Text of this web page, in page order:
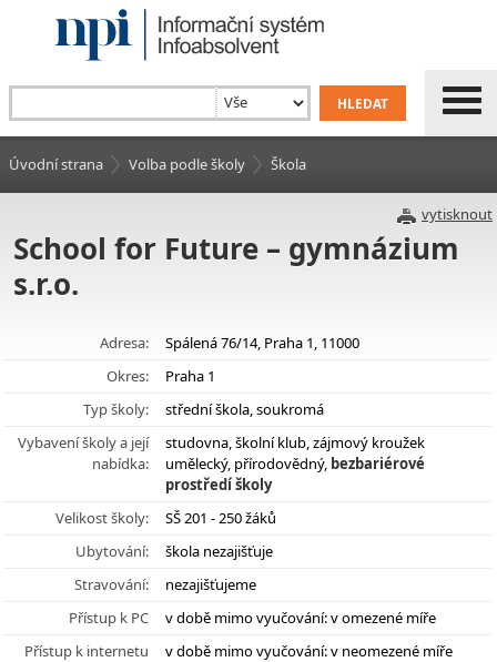
Úvodní strana Volba podle školy Škola
vytisknout
School for Future – gymnázium
s.r.o.
Adresa:
Spálená 76/14, Praha 1, 11000
Okres:
Praha 1
Typ školy:
střední škola, soukromá
Vybavení školy a její
nabídka:
studovna, školní klub, zájmový kroužek
umělecký, přírodovědný, bezbariérové
prostředí školy
Velikost školy:
SŠ 201 - 250 žáků
Ubytování:
škola nezajišťuje
Stravování:
nezajišťujeme
Přístup k PC
v době mimo vyučování: v omezené míře
Přístup k internetu
v době mimo vyučování: v neomezené míře